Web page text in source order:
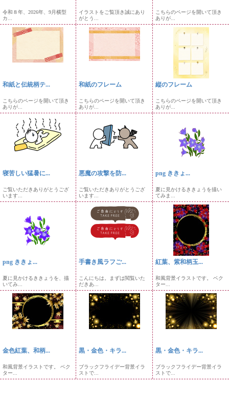
令和８年、2026年、9月横型
カ...
イラストをご覧頂き誠にあり
がとう...
こちらのページを開いて頂き
ありが...
和紙と伝統柄テ...
こちらのページを開いて頂き
ありが...
和紙のフレーム
こちらのページを開いて頂き
ありが...
縦のフレーム
こちらのページを開いて頂き
ありが...
寝苦しい猛暑に...
ご覧いただきありがとうござ
います...
悪魔の攻撃を防...
ご覧いただきありがとうござ
います...
png ききょ...
夏に見かけるききょうを描い
てみま...
png ききょ...
夏に見かけるききょうを、描
いてみ...
手書き風ラフご...
こんにちは。まずは閲覧いた
だきあ...
紅葉、紫和柄玉...
和風背景イラストです。 ベク
ター...
金色紅葉、和柄...
和風背景イラストです。 ベク
ター...
黒・金色・キラ...
ブラックフライデー背景イラ
ストで...
黒・金色・キラ...
ブラックフライデー背景イラ
ストで...